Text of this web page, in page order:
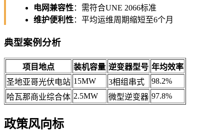
电网兼容性：需符合UNE 2066标准
维护便利性：平均运维周期缩短至6个月
典型案例分析
项目地点 装机容量 逆变器型号 年均效率
圣地亚哥光伏电站 15MW 3相组串式
98.2%
哈瓦那商业综合体 2.5MW 微型逆变器 97.8%
政策风向标